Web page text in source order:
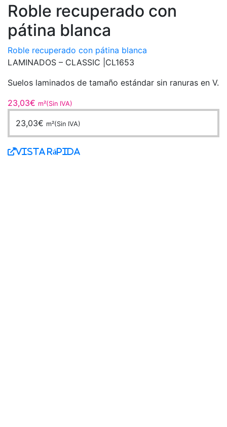
Roble recuperado con
pátina blanca
Roble recuperado con pátina blanca
LAMINADOS – CLASSIC | CL1653
Suelos laminados de tamaño estándar sin ranuras en V.
23,03€ m²(Sin IVA)
23,03€ m²(Sin IVA)
Vista Rápida